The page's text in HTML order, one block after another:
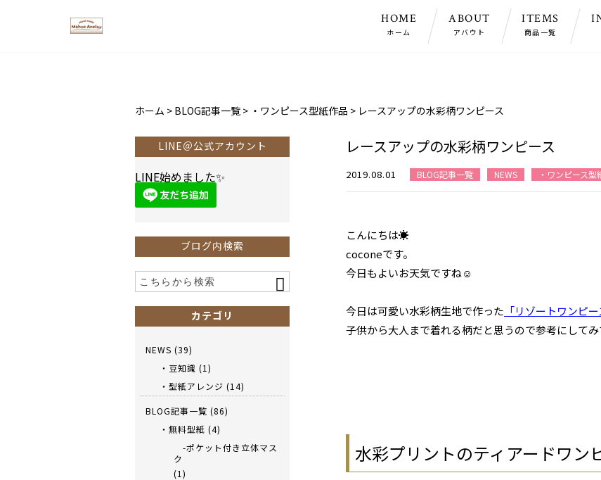
HOME
ホーム
ABOUT
アバウト
ITEMS
商品一覧
ホーム > BLOG記事一覧 > ・ワンピース型紙作品 > レースアップの水彩柄ワンピース
レースアップの水彩柄ワンピース
2019.08.01 BLOG記事一覧 NEWS ・ワンピース型
こんにちは☀
coconeです。
今日もよいお天気ですね☺
今日は可愛い水彩柄生地で作った 「リゾートワンピー
子供から大人まで着れる柄だと思うので参考にして
水彩プリントのティアードワン
LINE＠公式アカウント
LINE始めました✨
ブログ内検索
カテゴリ
NEWS (39)
・豆知識 (1)
・型紙アレンジ (14)
BLOG記事一覧 (86)
・無料型紙 (4)
-ポケット付き立体マス
ク
(1)